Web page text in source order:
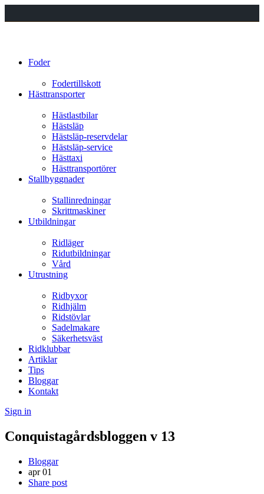
Foder
Fodertillskott
Hästtransporter
Hästlastbilar
Hästsläp
Hästsläp-reservdelar
Hästsläp-service
Hästtaxi
Hästtransportörer
Stallbyggnader
Stallinredningar
Skrittmaskiner
Utbildningar
Ridläger
Ridutbildningar
Vård
Utrustning
Ridbyxor
Ridhjälm
Ridstövlar
Sadelmakare
Säkerhetsväst
Ridklubbar
Artiklar
Tips
Bloggar
Kontakt
Sign in
Conquistagårdsbloggen v 13
Bloggar
apr 01
Share post